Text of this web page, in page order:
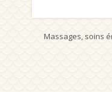
Massages, soins